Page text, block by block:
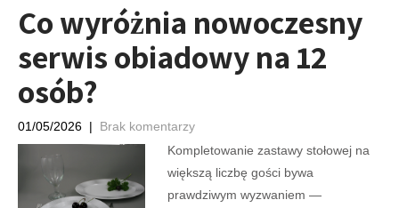
Co wyróżnia nowoczesny
serwis obiadowy na 12
osób?
01/05/2026 | Brak komentarzy
Kompletowanie zastawy stołowej na
większą liczbę gości bywa
prawdziwym wyzwaniem —